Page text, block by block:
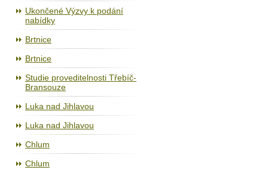
Ukončené Výzvy k podání
nabídky
Brtnice
Brtnice
Studie proveditelnosti Třebíč-
Bransouze
Luka nad Jihlavou
Luka nad Jihlavou
Chlum
Chlum